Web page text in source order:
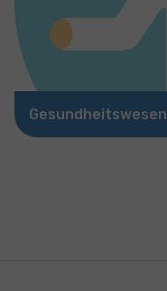
Gesundheitswesen